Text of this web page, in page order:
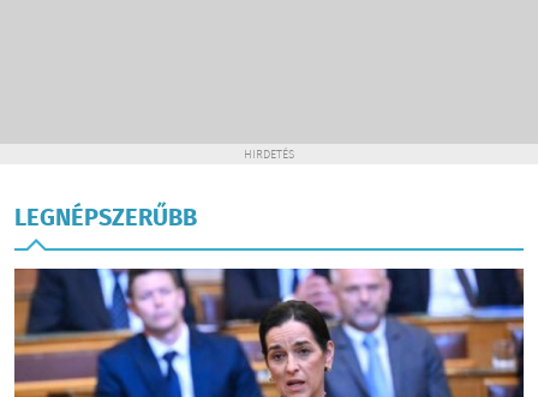
HIRDETÉS
LEGNÉPSZERŰBB